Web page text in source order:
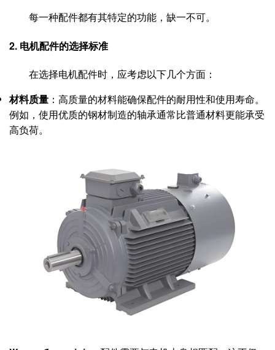
每一种配件都有其特定的功能，缺一不可。
2. 电机配件的选择标准
在选择电机配件时，应考虑以下几个方面：
材料质量 ：高质量的材料能确保配件的耐用性和使用寿命。
例如，使用优质的钢材制造的轴承通常比普通材料更能承受
高负荷。